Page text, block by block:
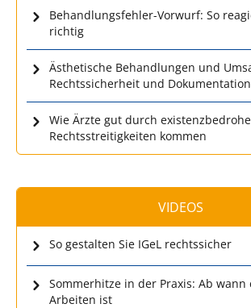
Behandlungsfehler-Vorwurf: So
richtig
Ästhetische Behandlungen und
Rechtssicherheit und
Wie Ärzte gut durch
Rechtsstreitigkeiten kommen
VIDEOS
So gestalten Sie IGeL rechtssicher
Sommerhitze in der Praxis: Ab wann
Arbeiten ist